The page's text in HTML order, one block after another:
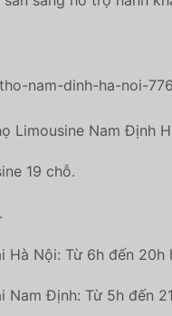
Limousine Nam Định
19 chỗ.
Hà Nội: Từ 6h đến 20h
Nam Định: Từ 5h đến